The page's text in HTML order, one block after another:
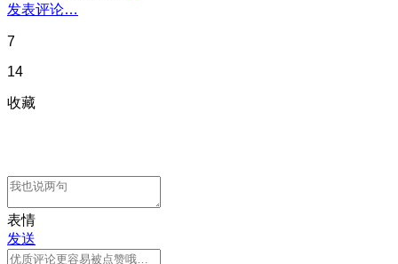
发表评论…
7
14
收藏
表情
发送